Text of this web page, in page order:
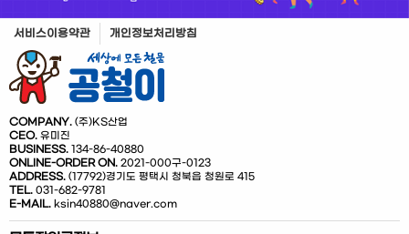
서비스이용약관 개인정보처리방침
COMPANY. (주)KS산업
CEO. 유미진
BUSINESS. 134-86-40880
ONLINE-ORDER ON. 2021-000구-0123
ADDRESS. (17792)경기도 평택시 청북읍 청원로 415
TEL. 031-682-9781
E-MAIL. ksin40880@naver.com